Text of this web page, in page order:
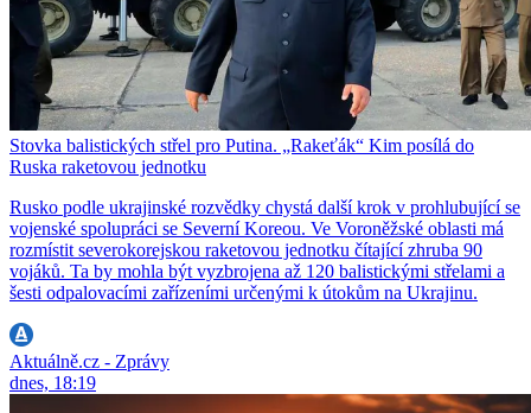
Stovka balistických střel pro Putina. „Rakeťák“ Kim posílá do
Ruska raketovou jednotku
Rusko podle ukrajinské rozvědky chystá další krok v prohlubující se
vojenské spolupráci se Severní Koreou. Ve Voroněžské oblasti má
rozmístit severokorejskou raketovou jednotku čítající zhruba 90
vojáků. Ta by mohla být vyzbrojena až 120 balistickými střelami a
šesti odpalovacími zařízeními určenými k útokům na Ukrajinu.
Aktuálně.cz - Zprávy
dnes, 18:19